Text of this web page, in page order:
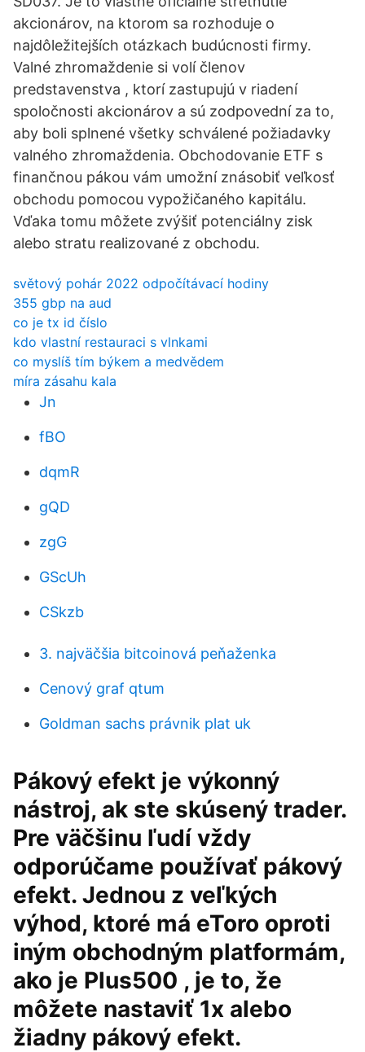
akcionárov, na ktorom sa rozhoduje o
najdôležitejších otázkach budúcnosti firmy.
Valné zhromaždenie si volí členov
predstavenstva , ktorí zastupujú v riadení
spoločnosti akcionárov a sú zodpovední za to,
aby boli splnené všetky schválené požiadavky
valného zhromaždenia. Obchodovanie ETF s
finančnou pákou vám umožní znásobiť veľkosť
obchodu pomocou vypožičaného kapitálu.
Vďaka tomu môžete zvýšiť potenciálny zisk
alebo stratu realizované z obchodu.
světový pohár 2022 odpočítávací hodiny
355 gbp na aud
co je tx id číslo
kdo vlastní restauraci s vlnkami
co myslíš tím býkem a medvědem
míra zásahu kala
Jn
fBO
dqmR
gQD
zgG
GScUh
CSkzb
3. najväčšia bitcoinová peňaženka
Cenový graf qtum
Goldman sachs právnik plat uk
Pákový efekt je výkonný
nástroj, ak ste skúsený trader.
Pre väčšinu ľudí vždy
odporúčame používať pákový
efekt. Jednou z veľkých
výhod, ktoré má eToro oproti
iným obchodným platformám,
ako je Plus500 , je to, že
môžete nastaviť 1x alebo
žiadny pákový efekt.